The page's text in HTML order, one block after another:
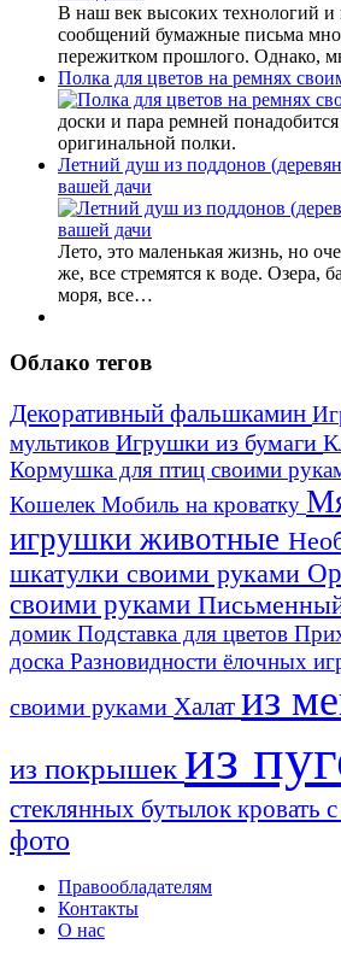
В наш век высоких технологий и
сообщений бумажные письма
пережитком прошлого. Однако,
Полка для цветов на ремнях
доски и пара ремней
оригинальной полки.
Летний душ из поддонов
вашей дачи
Лето, это маленькая жизнь, но
же, все стремятся к воде. Озера,
моря, все…
Облако тегов
Декоративный фальшкамин
мультиков Игрушки из бумаги
Кормушка для птиц своими
Кошелек Мобиль на кроватку
игрушки животные
шкатулки своими руками
своими руками
домик Подставка для цветов
доска Разновидности ёлочных
своими руками Халат из
из покрышек из
стеклянных бутылоккровать
фото
Правообладателям
Контакты
О нас